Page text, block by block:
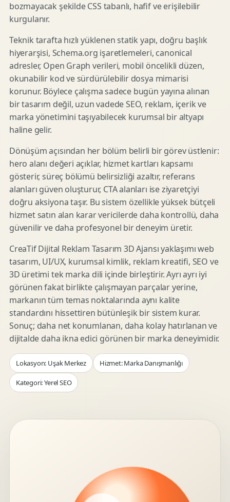
bozmayacak şekilde CSS tabanlı, hafif ve erişilebilir
kurgulanır.
Teknik tarafta hızlı yüklenen statik yapı, doğru başlık
hiyerarşisi, Schema.org işaretlemeleri, canonical
adresler, Open Graph verileri, mobil öncelikli düzen,
okunabilir kod ve sürdürülebilir dosya mimarisi
korunur. Böylece çalışma sadece bugün yayına alınan
bir tasarım değil, uzun vadede SEO, reklam, içerik ve
marka yönetimini taşıyabilecek kurumsal bir altyapı
haline gelir.
Dönüşüm açısından her bölüm belirli bir görev üstlenir:
hero alanı değeri açıklar, hizmet kartları kapsamı
gösterir, süreç bölümü belirsizliği azaltır, referans
alanları güven oluşturur, CTA alanları ise ziyaretçiyi
doğru aksiyona taşır. Bu sistem özellikle yüksek bütçeli
hizmet satın alan karar vericilerde daha kontrollü, daha
güvenilir ve daha profesyonel bir deneyim üretir.
CreaTif Dijital Reklam Tasarım 3D Ajansı yaklaşımı web
tasarım, UI/UX, kurumsal kimlik, reklam kreatifi, SEO ve
3D üretimi tek marka dili içinde birleştirir. Ayrı ayrı iyi
görünen fakat birlikte çalışmayan parçalar yerine,
markanın tüm temas noktalarında aynı kalite
standardını hissettiren bütünleşik bir sistem kurar.
Sonuç; daha net konumlanan, daha kolay hatırlanan ve
dijitalde daha ikna edici görünen bir marka deneyimidir.
Lokasyon: Uşak Merkez Hizmet: Marka Danışmanlığı
Kategori: Yerel SEO